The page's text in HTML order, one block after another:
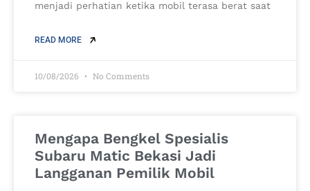
menjadi perhatian ketika mobil terasa berat saat
READ MORE
10/08/2026 No Comments
Mengapa Bengkel Spesialis
Subaru Matic Bekasi Jadi
Langganan Pemilik Mobil